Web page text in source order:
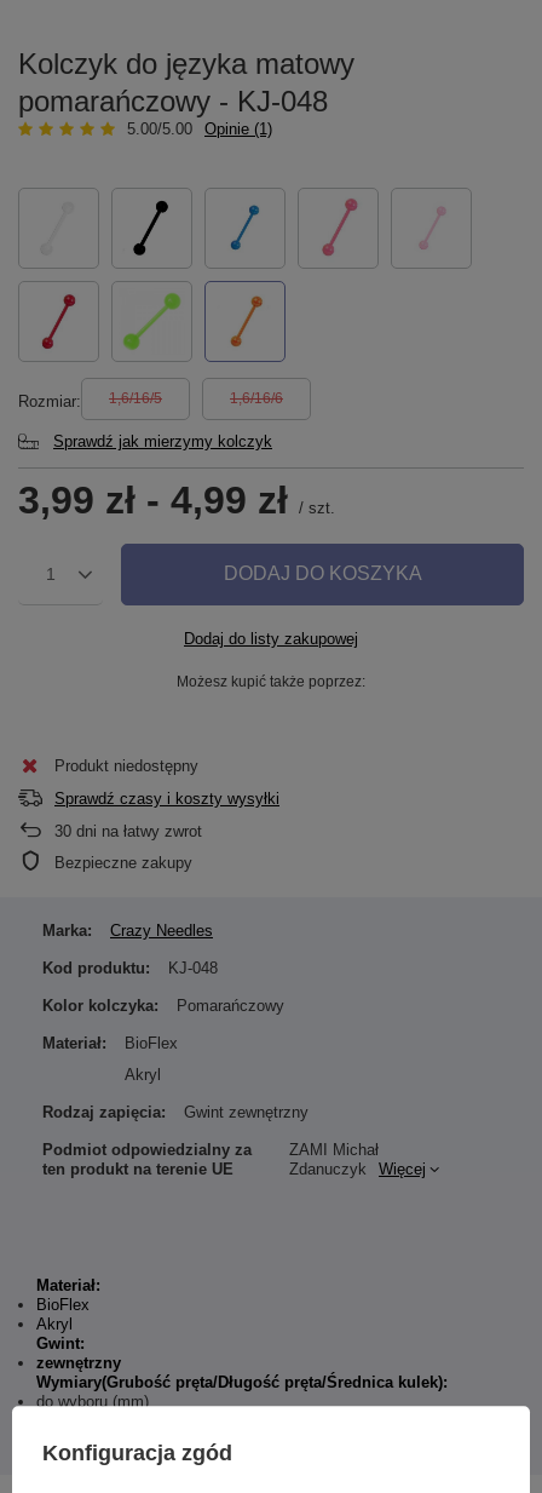
Kolczyk do języka matowy
pomarańczowy - KJ-048
5.00/5.00 Opinie (1)
Rozmiar 1,6/16/5 1,6/16/6
Sprawdź jak mierzymy kolczyk
3,99 zł - 4,99 zł / szt.
1 DODAJ DO KOSZYKA
Dodaj do listy zakupowej
Możesz kupić także poprzez:
Produkt niedostępny
Sprawdź czasy i koszty wysyłki
30 dni na łatwy zwrot
Bezpieczne zakupy
Materiał:
BioFlex
Akryl
Gwint:
zewnętrzny
Wymiary(Grubość pręta/Długość pręta/Średnica kulek):
do wyboru (mm)
Podana cena dotyczy 1 sztuki.
Marka: Crazy Needles
Kod produktu: KJ-048
Kolor kolczyka: Pomarańczowy
Materiał:
BioFlex
Akryl
Rodzaj zapięcia: Gwint zewnętrzny
Podmiot odpowiedzialny za
ten produkt na terenie UE
ZAMI Michał
Zdanuczyk
Więcej
Konfiguracja zgód